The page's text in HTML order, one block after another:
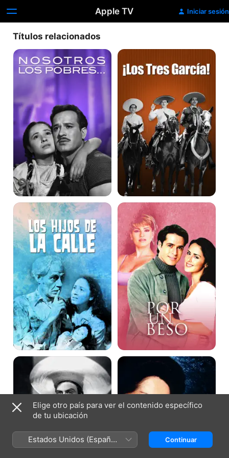
Apple TV Iniciar sesión
Títulos relacionados
Nosotros
los
Pobres…
¡Los
García!
Los
Hijos
de
la
Calle
Por
Beso
Flor
Silvestre
Cuna
Elige otro país para ver el contenido específico
de tu ubicación
Estados Unidos (Español
México)
Continuar